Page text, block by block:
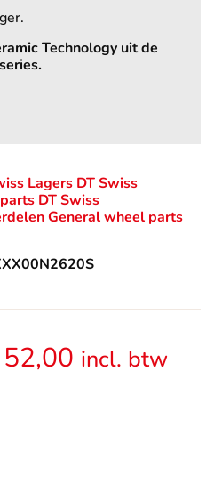
Technology uit de
Lagers DT Swiss
DT Swiss
General wheel parts
Huidige
incl. btw